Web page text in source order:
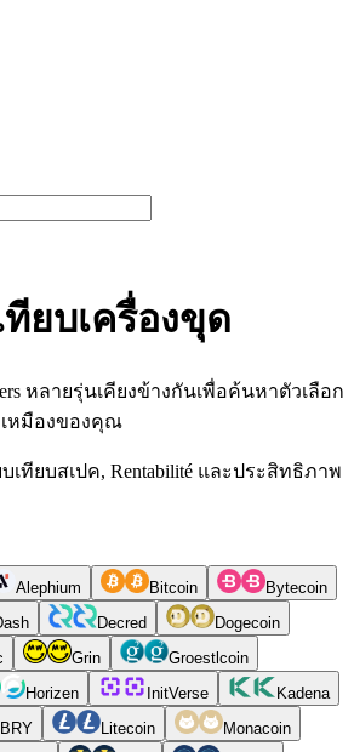
ทียบเครื่องขุด
หลายรุ่นเคียงข้างกันเพื่อค้นหาตัวเลือก
หมืองของคุณ
เทียบสเปค, Rentabilité และประสิทธิภาพ
Alephium Bitcoin
Bytecoin
Decred
Dogecoin
Grin
Groestlcoin
Horizen InitVerse
Kadena
LBRY Litecoin
Monacoin